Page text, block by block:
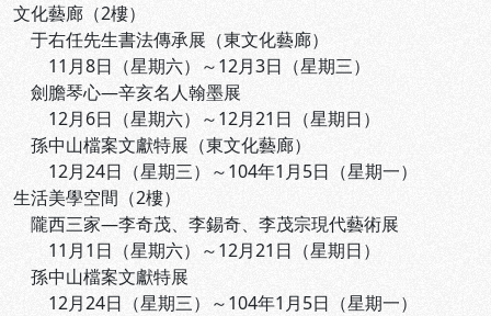
文化藝廊（2樓）
于右任先生書法傳承展（東文化藝廊）
11月8日（星期六）～12月3日（星期三）
劍膽琴心—辛亥名人翰墨展
12月6日（星期六）～12月21日（星期日）
孫中山檔案文獻特展（東文化藝廊）
12月24日（星期三）～104年1月5日（星期一）
生活美學空間（2樓）
隴西三家—李奇茂、李錫奇、李茂宗現代藝術展
11月1日（星期六）～12月21日（星期日）
孫中山檔案文獻特展
12月24日（星期三）～104年1月5日（星期一）